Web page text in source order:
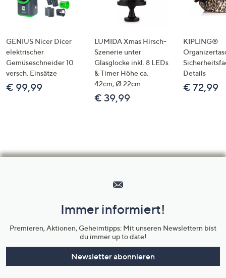
GENIUS Nicer Dicer
elektrischer
Gemüseschneider 10
versch. Einsätze
€ 99,99
LUMIDA Xmas Hirsch-
Szenerie unter
Glasglocke inkl. 8 LEDs
& Timer Höhe ca.
42cm, Ø 22cm
€ 39,99
KIPLING®
Details
€ 72,99
Unternehmensinformationen
Immer informiert!
Premieren, Aktionen, Geheimtipps: Mit unseren Newslettern bist
du immer up to date!
Newsletter abonnieren